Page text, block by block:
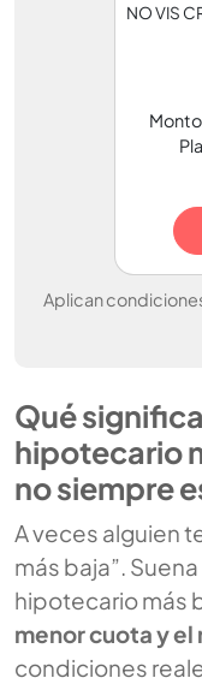
NO VIS
Aplican
Qué
hipotecario
no siempre
A veces alguien
más baja”.
hipotecario más
menor cuota y
condiciones